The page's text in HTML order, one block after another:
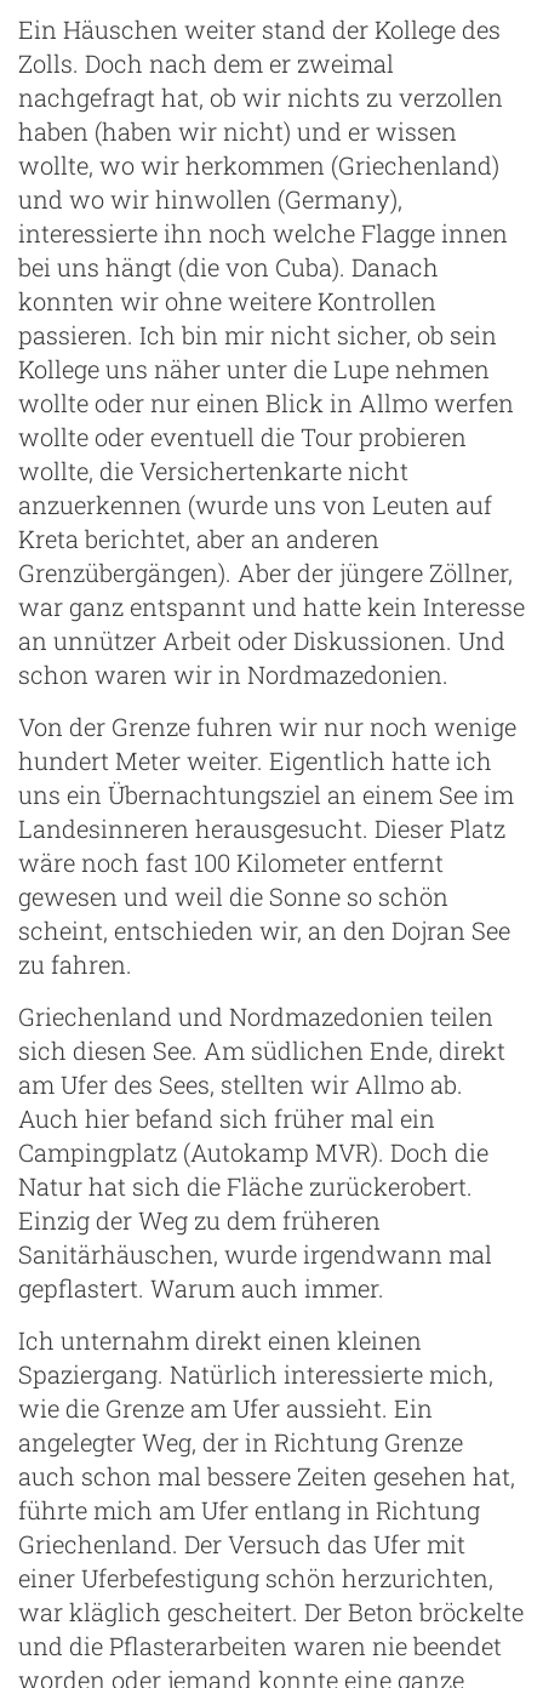
Ein Häuschen weiter stand der Kollege des
Zolls. Doch nach dem er zweimal
nachgefragt hat, ob wir nichts zu verzollen
haben (haben wir nicht) und er wissen
wollte, wo wir herkommen (Griechenland)
und wo wir hinwollen (Germany),
interessierte ihn noch welche Flagge innen
bei uns hängt (die von Cuba). Danach
konnten wir ohne weitere Kontrollen
passieren. Ich bin mir nicht sicher, ob sein
Kollege uns näher unter die Lupe nehmen
wollte oder nur einen Blick in Allmo werfen
wollte oder eventuell die Tour probieren
wollte, die Versichertenkarte nicht
anzuerkennen (wurde uns von Leuten auf
Kreta berichtet, aber an anderen
Grenzübergängen). Aber der jüngere Zöllner,
war ganz entspannt und hatte kein Interesse
an unnützer Arbeit oder Diskussionen. Und
schon waren wir in Nordmazedonien.
Von der Grenze fuhren wir nur noch wenige
hundert Meter weiter. Eigentlich hatte ich
uns ein Übernachtungsziel an einem See im
Landesinneren herausgesucht. Dieser Platz
wäre noch fast 100 Kilometer entfernt
gewesen und weil die Sonne so schön
scheint, entschieden wir, an den Dojran See
zu fahren.
Griechenland und Nordmazedonien teilen
sich diesen See. Am südlichen Ende, direkt
am Ufer des Sees, stellten wir Allmo ab.
Auch hier befand sich früher mal ein
Campingplatz (Autokamp MVR). Doch die
Natur hat sich die Fläche zurückerobert.
Einzig der Weg zu dem früheren
Sanitärhäuschen, wurde irgendwann mal
gepflastert. Warum auch immer.
Ich unternahm direkt einen kleinen
Spaziergang. Natürlich interessierte mich,
wie die Grenze am Ufer aussieht. Ein
angelegter Weg, der in Richtung Grenze
auch schon mal bessere Zeiten gesehen hat,
führte mich am Ufer entlang in Richtung
Griechenland. Der Versuch das Ufer mit
einer Uferbefestigung schön herzurichten,
war kläglich gescheitert. Der Beton bröckelte
und die Pflasterarbeiten waren nie beendet
worden oder jemand konnte eine ganze